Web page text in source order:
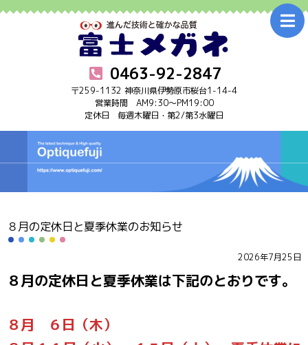
0463-92-2847
〒259-1132 神奈川県伊勢原市桜台1-14-4
営業時間 AM9:30～PM19:00
定休日 毎週木曜日・第2/第3水曜日
ホーム
Information
アフターケア
補聴器 Hearing aid
８月の定休日と夏季休業のお知らせ
2026年7月25日
８月の定休日と夏季休業は下記のとおりです。
８月 ６日（木）